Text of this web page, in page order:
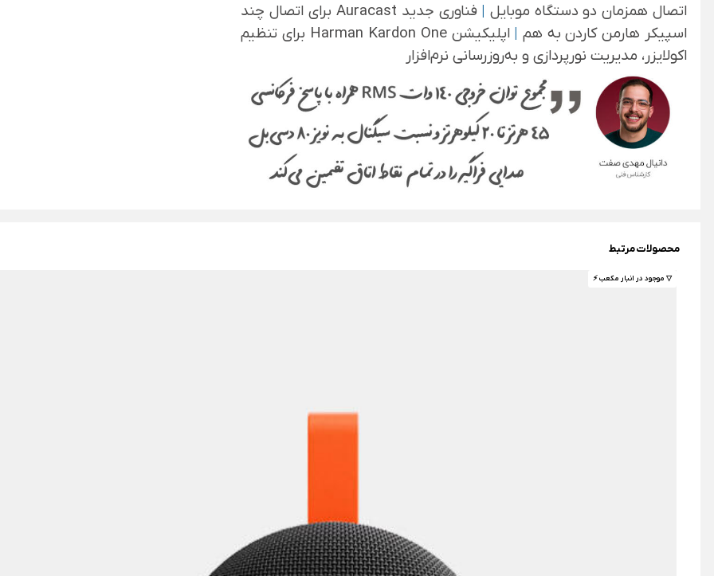
اتصال همزمان دو دستگاه موبایل |
فناوری جدید Auracast برای اتصال چند
اسپیکر هارمن کاردن به هم |
اپلیکیشن Harman Kardon One برای تنظیم
اکولایزر، مدیریت نورپردازی و به‌روزرسانی نرم‌افزار
محصولات مرتبط
▽ موجود در انبار مکعب ⚡️